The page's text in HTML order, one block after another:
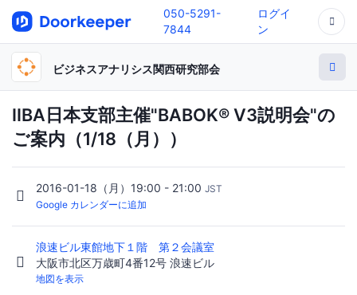
050-5291-
7844
ログイ
ン
ビジネスアナリシス関西研究部会
IIBA日本支部主催"BABOK® V3説明会"の
ご案内（1/18（月））
2016-01-18（月）19:00 - 21:00 JST
Google カレンダーに追加
浪速ビル東館地下１階 第２会議室
大阪市北区万歳町4番12号 浪速ビル
地図を表示